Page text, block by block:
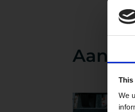
This
We